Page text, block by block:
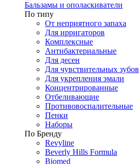
Бальзамы и ополаскиватели
По типу
От неприятного запаха
Для ирригаторов
Комплексные
Антибактериальные
Для десен
Для чувствительных зубов
Для укрепления эмали
Концентрированные
Отбеливающие
Противовоспалительные
Пенки
Наборы
По Бренду
Revyline
Beverly Hills Formula
Biomed